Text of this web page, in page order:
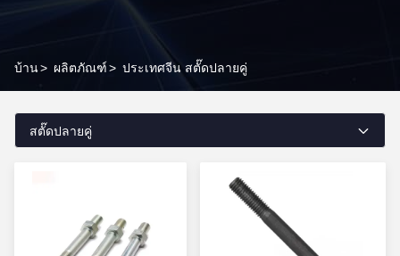
บ้าน> ผลิตภัณฑ์> ประเทศจีน สตั๊ดปลายคู่
สตั๊ดปลายคู่